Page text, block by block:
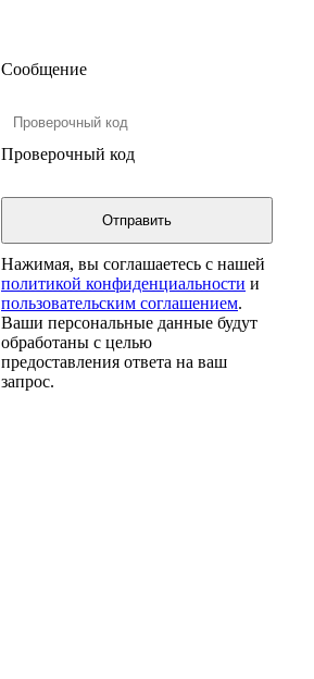
Сообщение
Проверочный код
Нажимая, вы соглашаетесь с нашей
политикой конфиденциальности и
пользовательским соглашением.
Ваши персональные данные будут
обработаны с целью
предоставления ответа на ваш
запрос.